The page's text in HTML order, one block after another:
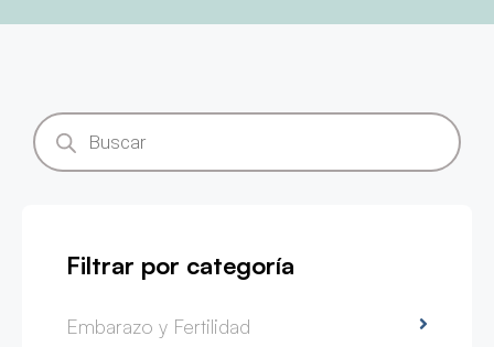
Filtrar por categoría
Embarazo y Fertilidad